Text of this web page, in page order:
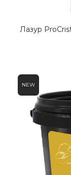
Лазур
NEW